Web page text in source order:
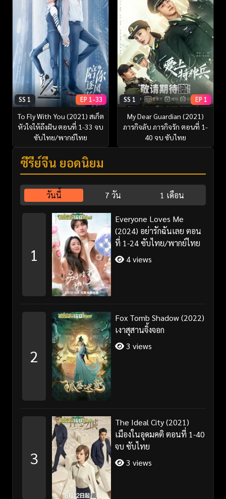
SS 1 EP 1-33
To Fly With You (2021) สเก็ต
หัวใจให้ถึงฝัน ตอนที่ 1-33 จบ
ซับไทย/พากย์ไทย
SS 1 EP 1
My Dear Guardian (2021)
ภารกิจลับ ภารกิจรัก ตอนที่ 1-
40 จบ ซับไทย
ซีรี่ย์จีน ยอดนิยม
วันนี้ 7 วัน 1 เดือน
1
Everyone Loves Me
(2024) อย่ารักฉันเลย ตอน
ที่ 1-24 ซับไทย/พากย์ไทย
4 views
2
Fox Tomb Shadow (2022)
เงาสุสานจิ้งจอก
3 views
3
The Ideal City (2021)
เมืองในอุดมคติ ตอนที่ 1-40
จบ ซับไทย
3 views